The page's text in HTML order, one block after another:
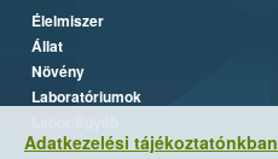
Adatkezelési tájékoztatónkban
Élelmiszer
Állat
Növény
Laboratóriumok